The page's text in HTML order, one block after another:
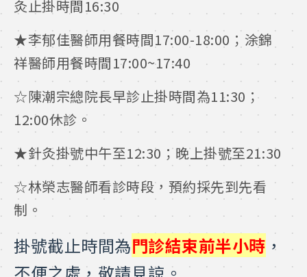
灸止掛時間16:30
★李郁佳醫師用餐時間17:00-18:00；涂錦
祥醫師用餐時間17:00~17:40
☆陳潮宗總院長早診止掛時間為11:30；
12:00休診。
★針灸掛號中午至12:30；晚上掛號至21:30
☆林榮志醫師看診時段，預約採先到先看
制。
掛號截止時間為門診結束前半小時 ，